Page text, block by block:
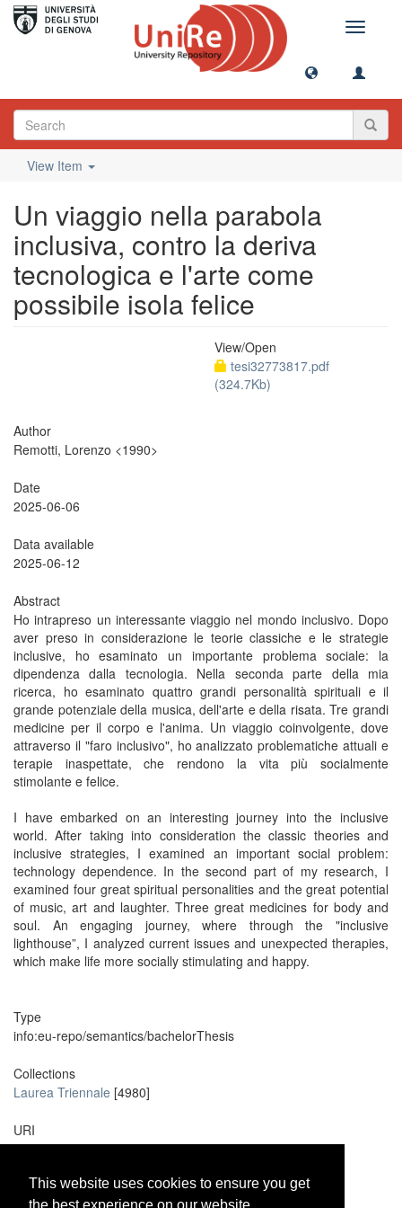
This website uses cookies to ensure you get
This website uses cookies to ensure you get
Toggle
View Item
Un viaggio nella parabola
inclusiva, contro la deriva
tecnologica e l'arte come
possibile isola felice
View/Open
tesi32773817.pdf
(324.7Kb)
Author
Remotti, Lorenzo <1990>
Date
2025-06-06
Data available
2025-06-12
Abstract
Ho intrapreso un interessante viaggio nel mondo inclusivo. Dopo
aver preso in considerazione le teorie classiche e le strategie
inclusive, ho esaminato un importante problema sociale: la
dipendenza dalla tecnologia. Nella seconda parte della mia
ricerca, ho esaminato quattro grandi personalità spirituali e il
grande potenziale della musica, dell'arte e della risata. Tre grandi
medicine per il corpo e l'anima. Un viaggio coinvolgente, dove
attraverso il "faro inclusivo", ho analizzato problematiche attuali e
terapie inaspettate, che rendono la vita più socialmente
stimolante e felice.
I have embarked on an interesting journey into the inclusive
world. After taking into consideration the classic theories and
inclusive strategies, I examined an important social problem:
technology dependence. In the second part of my research, I
examined four great spiritual personalities and the great potential
of music, art and laughter. Three great medicines for body and
soul. An engaging journey, where through the "inclusive
lighthouse”, I analyzed current issues and unexpected therapies,
which make life more socially stimulating and happy.
Type
info:eu-repo/semantics/bachelorThesis
Collections
Laurea Triennale [4980]
URI
https://unire.unige.it/handle/123456789/12042
Metadata